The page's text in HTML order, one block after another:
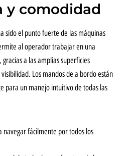
y comodidad
sido el punto fuerte de las máquinas
al operador trabajar en una
a las amplias superficies
Los mandos de a bordo están
para un manejo intuitivo de todas las
navegar fácilmente por todos los